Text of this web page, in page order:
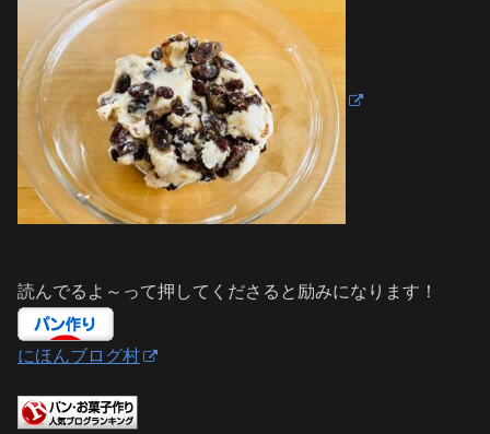
読んでるよ～って押してくださると励みになります！
にほんブログ村